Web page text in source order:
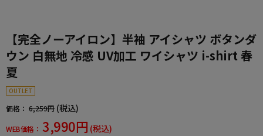
【完全ノーアイロン】半袖 アイシャツ ボタンダ
ウン 白無地 冷感 UV加工 ワイシャツ i-shirt 春
夏
OUTLET
価格： 6,259円 (税込)
WEB価格： 3,990円 (税込)